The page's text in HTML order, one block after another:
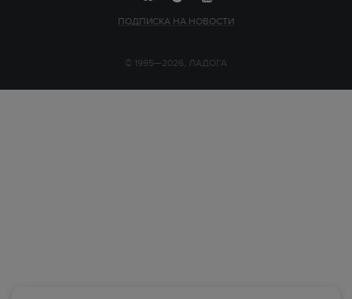
ПОДПИСКА НА НОВОСТИ
© 1995—2026, ЛАДОГА